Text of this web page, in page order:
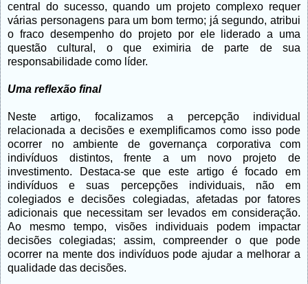
central do sucesso, quando um projeto complexo requer
várias personagens para um bom termo; já segundo, atribui
o fraco desempenho do projeto por ele liderado a uma
questão cultural, o que eximiria de parte de sua
responsabilidade como líder.
Uma reflexão final
Neste artigo, focalizamos a percepção individual
relacionada a decisões e exemplificamos como isso pode
ocorrer no ambiente de governança corporativa com
indivíduos distintos, frente a um novo projeto de
investimento. Destaca-se que este artigo é focado em
indivíduos e suas percepções individuais, não em
colegiados e decisões colegiadas, afetadas por fatores
adicionais que necessitam ser levados em consideração.
Ao mesmo tempo, visões individuais podem impactar
decisões colegiadas; assim, compreender o que pode
ocorrer na mente dos indivíduos pode ajudar a melhorar a
qualidade das decisões.